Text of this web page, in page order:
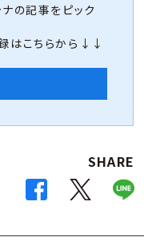
の記事をピック
はこちらから↓↓
SHARE